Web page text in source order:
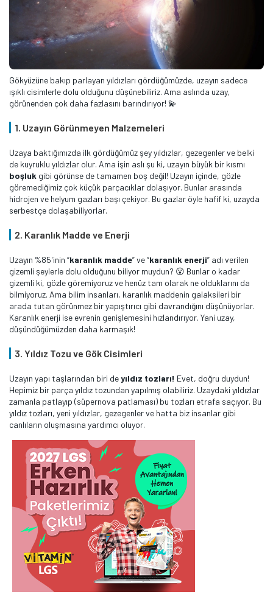
Gökyüzüne bakıp parlayan yıldızları gördüğümüzde, uzayın sadece
ışıklı cisimlerle dolu olduğunu düşünebiliriz. Ama aslında uzay,
görünenden çok daha fazlasını barındırıyor! 💫
1. Uzayın Görünmeyen Malzemeleri
Uzaya baktığımızda ilk gördüğümüz şey yıldızlar, gezegenler ve belki
de kuyruklu yıldızlar olur. Ama işin aslı şu ki, uzayın büyük bir kısmı
boşluk gibi görünse de tamamen boş değil! Uzayın içinde, gözle
göremediğimiz çok küçük parçacıklar dolaşıyor. Bunlar arasında
hidrojen ve helyum gazları başı çekiyor. Bu gazlar öyle hafif ki, uzayda
serbestçe dolaşabiliyorlar.
2. Karanlık Madde ve Enerji
Uzayın %85'inin “karanlık madde” ve “karanlık enerji” adı verilen
gizemli şeylerle dolu olduğunu biliyor muydun? 😮 Bunlar o kadar
gizemli ki, gözle göremiyoruz ve henüz tam olarak ne olduklarını da
bilmiyoruz. Ama bilim insanları, karanlık maddenin galaksileri bir
arada tutan görünmez bir yapıştırıcı gibi davrandığını düşünüyorlar.
Karanlık enerji ise evrenin genişlemesini hızlandırıyor. Yani uzay,
düşündüğümüzden daha karmaşık!
3. Yıldız Tozu ve Gök Cisimleri
Uzayın yapı taşlarından biri deyıldız tozları! Evet, doğru duydun!
Hepimiz bir parça yıldız tozundan yapılmış olabiliriz. Uzaydaki yıldızlar
zamanla patlayıp (süpernova patlaması) bu tozları etrafa saçıyor. Bu
yıldız tozları, yeni yıldızlar, gezegenler ve hatta biz insanlar gibi
canlıların oluşmasına yardımcı oluyor.